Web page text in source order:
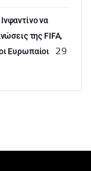
να
της FIFA,
Ευρωπαίοι
29